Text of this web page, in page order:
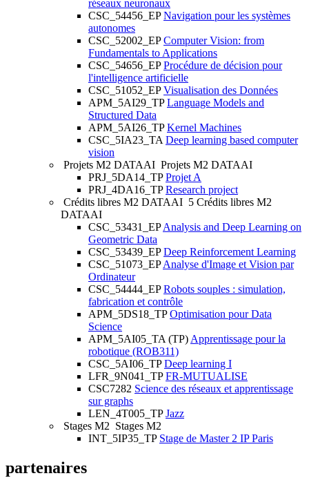
réseaux neuronaux
CSC_54456_EP Navigation pour les systèmes
autonomes
CSC_52002_EP Computer Vision: from
Fundamentals to Applications
CSC_54656_EP Procédure de décision pour
l'intelligence artificielle
CSC_51052_EP Visualisation des Données
APM_5AI29_TP Language Models and
Structured Data
APM_5AI26_TP Kernel Machines
CSC_5IA23_TA Deep learning based computer
vision
Projets M2 DATAAI Projets M2 DATAAI
PRJ_5DA14_TP Projet A
PRJ_4DA16_TP Research project
Crédits libres M2 DATAAI 5 Crédits libres M2
DATAAI
CSC_53431_EPAnalysis and Deep Learning on
Geometric Data
CSC_53439_EP Deep Reinforcement Learning
CSC_51073_EPAnalyse d'Image et Vision par
Ordinateur
CSC_54444_EP Robots souples : simulation,
fabrication et contrôle
APM_5DS18_TP Optimisation pour Data
Science
APM_5AI05_TA (TP)Apprentissage pour la
robotique (ROB311)
CSC_5AI06_TP Deep learning I
LFR_9N041_TP FR-MUTUALISE
CSC7282 Science des réseaux et apprentissage
sur graphs
LEN_4T005_TP Jazz
Stages M2 Stages M2
INT_5IP35_TP Stage de Master 2 IP Paris
partenaires